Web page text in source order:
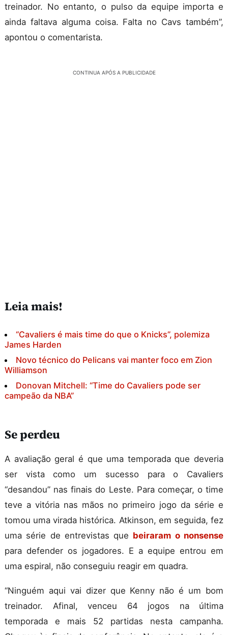
treinador. No entanto, o pulso da equipe importa e
ainda faltava alguma coisa. Falta no Cavs também”,
apontou o comentarista.
CONTINUA APÓS A PUBLICIDADE
Leia mais!
“Cavaliers é mais time do que o Knicks”, polemiza
James Harden
Novo técnico do Pelicans vai manter foco em Zion
Williamson
Donovan Mitchell: “Time do Cavaliers pode ser
campeão da NBA”
Se perdeu
A avaliação geral é que uma temporada que deveria
ser vista como um sucesso para o Cavaliers
“desandou” nas finais do Leste. Para começar, o time
teve a vitória nas mãos no primeiro jogo da série e
tomou uma virada histórica. Atkinson, em seguida, fez
uma série de entrevistas que beiraram o nonsense
para defender os jogadores. E a equipe entrou em
uma espiral, não conseguiu reagir em quadra.
“Ninguém aqui vai dizer que Kenny não é um bom
treinador. Afinal, venceu 64 jogos na última
temporada e mais 52 partidas nesta campanha.